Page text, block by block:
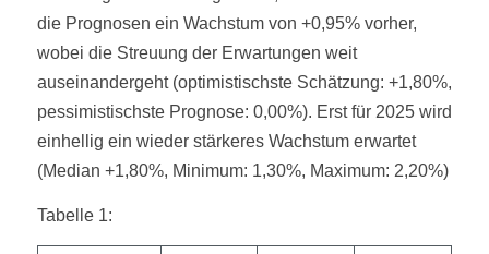
die Prognosen ein Wachstum von +0,95% vorher,
wobei die Streuung der Erwartungen weit
auseinandergeht (optimistischste Schätzung: +1,80%,
pessimistischste Prognose: 0,00%). Erst für 2025 wird
einhellig ein wieder stärkeres Wachstum erwartet
(Median +1,80%, Minimum: 1,30%, Maximum: 2,20%)
Tabelle 1: